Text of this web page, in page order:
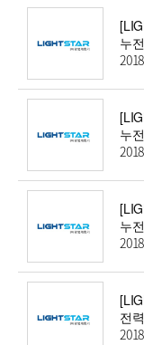
누
누
누
전